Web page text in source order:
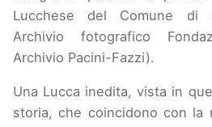
Lucchese del Comune di
Archivio fotografico
Archivio Pacini-Fazzi).
Una Lucca inedita, vista in
storia, che coincidono con la